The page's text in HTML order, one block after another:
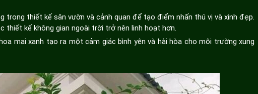
trong thiết kế sân vườn và cảnh quan để tạo điểm nhấn thú vị và xinh đẹp.
thiết kế không gian ngoài trời trở nên linh hoạt hơn.
mai xanh tạo ra một cảm giác bình yên và hài hòa cho môi trường xung